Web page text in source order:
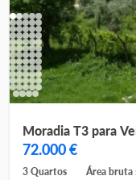
72.000 €
3 Quartos
Área bruta